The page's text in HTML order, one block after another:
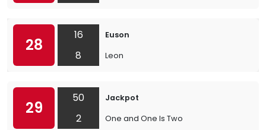
28
16
8
Euson
Leon
29
50
2
Jackpot
One and One Is Two